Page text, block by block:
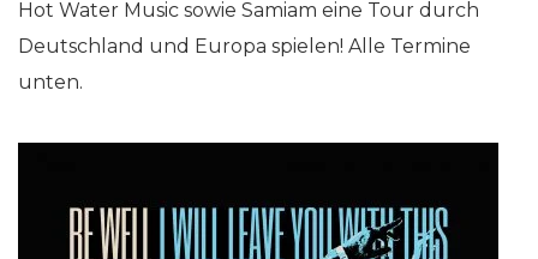
Hot Water Music sowie Samiam eine Tour durch
Deutschland und Europa spielen! Alle Termine
unten.